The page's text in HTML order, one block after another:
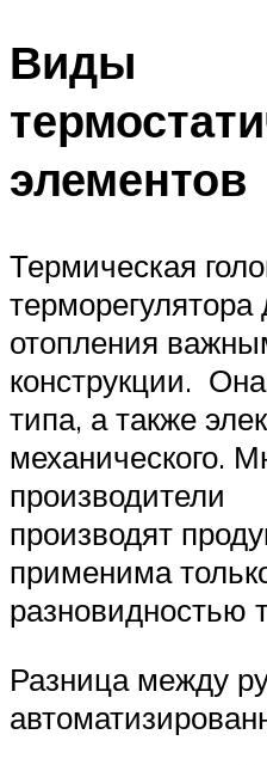
Виды
элементов
Термическая
отопления
конструкции.
типа, а также
механического.
производители
производят
применима
разновидностью
Разница между